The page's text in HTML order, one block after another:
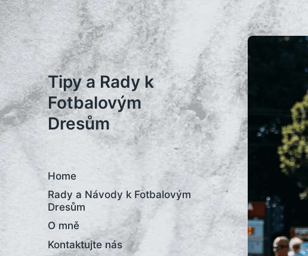
Tipy a Rady k
Fotbalovým
Dresům
Home
Rady a Návody k Fotbalovým
Dresům
O mně
Kontaktujte nás